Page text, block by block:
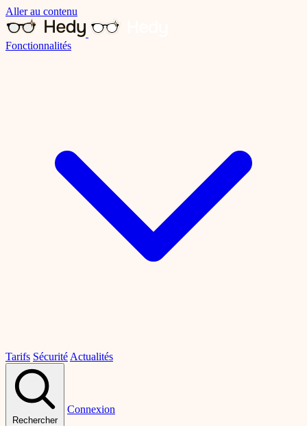
Aller au contenu
Fonctionnalités
Tarifs Sécurité Actualités
Rechercher
Connexion